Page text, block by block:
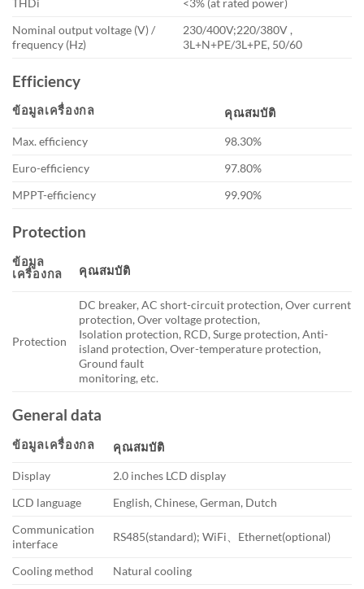
Nominal output voltage (V) /
frequency (Hz)
230/400V;220/380V ,
3L+N+PE/3L+PE, 50/60
Efficiency
ข้อมูลเครื่องกล คุณสมบัติ
Max. efficiency
98.30%
Euro-efficiency
97.80%
MPPT-efficiency
99.90%
Protection
ข้อมูล
เครื่องกล
คุณสมบัติ
Protection
DC breaker, AC short-circuit protection, Over current
protection, Over voltage protection,
Isolation protection, RCD, Surge protection, Anti-
island protection, Over-temperature protection,
Ground fault
monitoring, etc.
General data
ข้อมูลเครื่องกล คุณสมบัติ
Display
2.0 inches LCD display
LCD language
English, Chinese, German, Dutch
Communication
interface
RS485(standard); WiFi、Ethernet(optional)
Cooling method
Natural cooling